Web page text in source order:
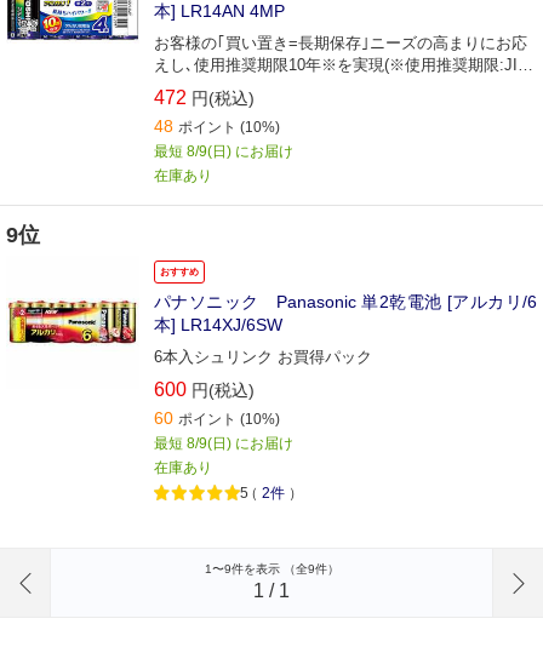
本] LR14AN 4MP
お客様の｢買い置き=長期保存｣ニーズの高まりにお応
えし､使用推奨期限10年※を実現(※使用推奨期限:JIS
に準拠) 4本パック
472 円(税込)
48 ポイント (10%)
最短 8/9(日) にお届け
在庫あり
9位
おすすめ
パナソニック Panasonic 単2乾電池 [アルカリ/6
本] LR14XJ/6SW
6本入シュリンク お買得パック
600 円(税込)
60 ポイント (10%)
最短 8/9(日) にお届け
在庫あり
5（2件 ）
1〜9件を表示 （全9件）
1 / 1